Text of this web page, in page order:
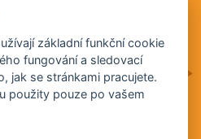
základní funkční cookie
fungování a sledovací
jak se stránkami pracujete.
použity pouze po vašem